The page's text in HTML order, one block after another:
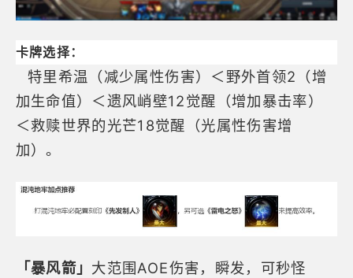
卡牌选择：
特里希温（减少属性伤害）＜野外首领2（增
加生命值）＜遗风峭壁12觉醒（增加暴击率）
＜救赎世界的光芒18觉醒（光属性伤害增
加）。
「暴风箭」 大范围AOE伤害，瞬发，可秒怪